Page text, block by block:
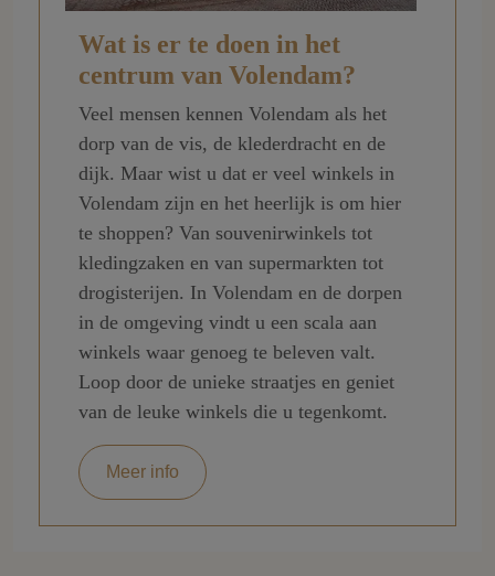
Wat is er te doen in het
centrum van Volendam?
Veel mensen kennen Volendam als het
dorp van de vis, de klederdracht en de
dijk. Maar wist u dat er veel winkels in
Volendam zijn en het heerlijk is om hier
te shoppen? Van souvenirwinkels tot
kledingzaken en van supermarkten tot
drogisterijen. In Volendam en de dorpen
in de omgeving vindt u een scala aan
winkels waar genoeg te beleven valt.
Loop door de unieke straatjes en geniet
van de leuke winkels die u tegenkomt.
Meer info